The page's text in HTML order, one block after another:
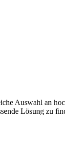
Auswahl an
Lösung zu